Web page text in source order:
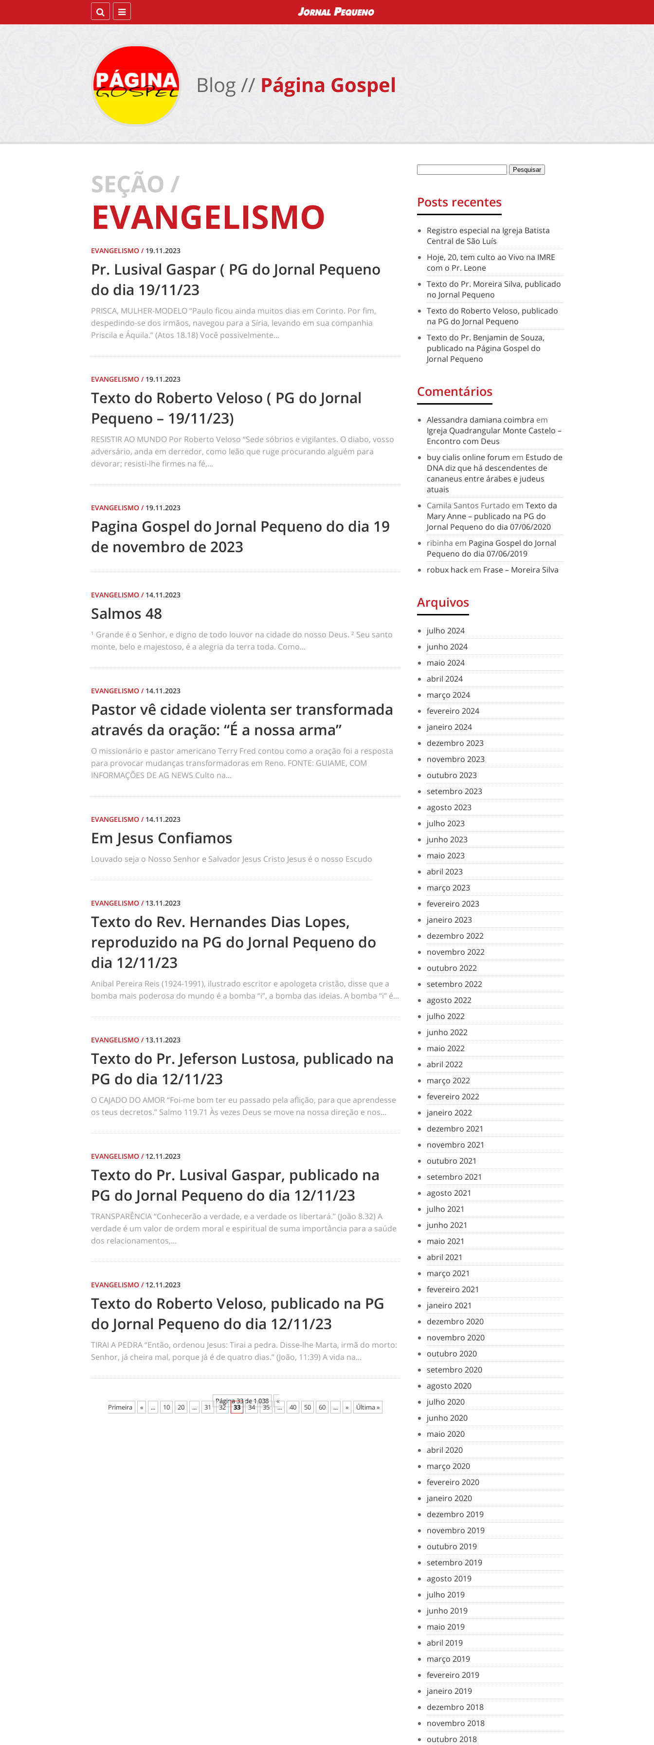
Blog // Página Gospel
SEÇÃO /
EVANGELISMO
EVANGELISMO / 19.11.2023
Pr. Lusival Gaspar ( PG do Jornal Pequeno
do dia 19/11/23
PRISCA, MULHER-MODELO “Paulo ficou ainda muitos dias em Corinto. Por fim,
despedindo-se dos irmãos, navegou para a Síria, levando em sua companhia
Priscila e Áquila.” (Atos 18.18) Você possivelmente...
EVANGELISMO / 19.11.2023
Texto do Roberto Veloso ( PG do Jornal
Pequeno – 19/11/23)
RESISTIR AO MUNDO Por Roberto Veloso “Sede sóbrios e vigilantes. O diabo, vosso
adversário, anda em derredor, como leão que ruge procurando alguém para
devorar; resisti-lhe firmes na fé,...
EVANGELISMO / 19.11.2023
Pagina Gospel do Jornal Pequeno do dia 19
de novembro de 2023
EVANGELISMO / 14.11.2023
Salmos 48
¹ Grande é o Senhor, e digno de todo louvor na cidade do nosso Deus. ² Seu santo
monte, belo e majestoso, é a alegria da terra toda. Como...
EVANGELISMO / 14.11.2023
Pastor vê cidade violenta ser transformada
através da oração: “É a nossa arma”
O missionário e pastor americano Terry Fred contou como a oração foi a resposta
para provocar mudanças transformadoras em Reno. FONTE: GUIAME, COM
INFORMAÇÕES DE AG NEWS Culto na...
EVANGELISMO / 14.11.2023
Em Jesus Confiamos
Louvado seja o Nosso Senhor e Salvador Jesus Cristo Jesus é o nosso Escudo
EVANGELISMO / 13.11.2023
Texto do Rev. Hernandes Dias Lopes,
reproduzido na PG do Jornal Pequeno do
dia 12/11/23
Anibal Pereira Reis (1924-1991), ilustrado escritor e apologeta cristão, disse que a
bomba mais poderosa do mundo é a bomba “i”, a bomba das ideias. A bomba “i” é...
EVANGELISMO / 13.11.2023
Texto do Pr. Jeferson Lustosa, publicado na
PG do dia 12/11/23
O CAJADO DO AMOR “Foi-me bom ter eu passado pela aflição, para que aprendesse
os teus decretos.” Salmo 119.71 Às vezes Deus se move na nossa direção e nos...
EVANGELISMO / 12.11.2023
Texto do Pr. Lusival Gaspar, publicado na
PG do Jornal Pequeno do dia 12/11/23
TRANSPARÊNCIA “Conhecerão a verdade, e a verdade os libertará.” (João 8.32) A
verdade é um valor de ordem moral e espiritual de suma importância para a saúde
dos relacionamentos,...
EVANGELISMO / 12.11.2023
Texto do Roberto Veloso, publicado na PG
do Jornal Pequeno do dia 12/11/23
TIRAI A PEDRA “Então, ordenou Jesus: Tirai a pedra. Disse-lhe Marta, irmã do morto:
Senhor, já cheira mal, porque já é de quatro dias.” (João, 11:39) A vida na...
Página 33 de 1.038 «
Primeira « ... 10 20 ... 31 32 33 34 35 ... 40 50 60 ... » Última »
Posts recentes
Registro especial na Igreja Batista
Central de São Luís
Hoje, 20, tem culto ao Vivo na IMRE
com o Pr. Leone
Texto do Pr. Moreira Silva, publicado
no Jornal Pequeno
Texto do Roberto Veloso, publicado
na PG do Jornal Pequeno
Texto do Pr. Benjamin de Souza,
publicado na Página Gospel do
Jornal Pequeno
Comentários
Alessandra damiana coimbra em
Igreja Quadrangular Monte Castelo –
Encontro com Deus
buy cialis online forum em Estudo de
DNA diz que há descendentes de
cananeus entre árabes e judeus
atuais
Camila Santos Furtado em Texto da
Mary Anne – publicado na PG do
Jornal Pequeno do dia 07/06/2020
ribinha em Pagina Gospel do Jornal
Pequeno do dia 07/06/2019
robux hack em Frase – Moreira Silva
Arquivos
julho 2024
junho 2024
maio 2024
abril 2024
março 2024
fevereiro 2024
janeiro 2024
dezembro 2023
novembro 2023
outubro 2023
setembro 2023
agosto 2023
julho 2023
junho 2023
maio 2023
abril 2023
março 2023
fevereiro 2023
janeiro 2023
dezembro 2022
novembro 2022
outubro 2022
setembro 2022
agosto 2022
julho 2022
junho 2022
maio 2022
abril 2022
março 2022
fevereiro 2022
janeiro 2022
dezembro 2021
novembro 2021
outubro 2021
setembro 2021
agosto 2021
julho 2021
junho 2021
maio 2021
abril 2021
março 2021
fevereiro 2021
janeiro 2021
dezembro 2020
novembro 2020
outubro 2020
setembro 2020
agosto 2020
julho 2020
junho 2020
maio 2020
abril 2020
março 2020
fevereiro 2020
janeiro 2020
dezembro 2019
novembro 2019
outubro 2019
setembro 2019
agosto 2019
julho 2019
junho 2019
maio 2019
abril 2019
março 2019
fevereiro 2019
janeiro 2019
dezembro 2018
novembro 2018
outubro 2018